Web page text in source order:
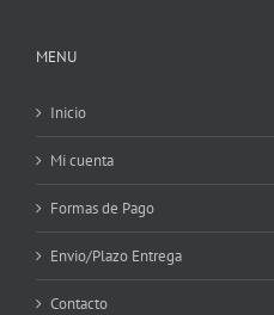
MENU
Inicio
Mi cuenta
Formas de Pago
Envio/Plazo Entrega
Contacto